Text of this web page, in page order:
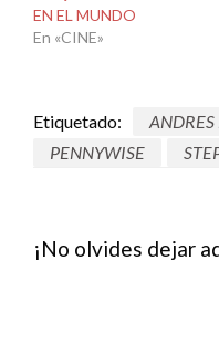
EN EL MUNDO
En «CINE»
Etiquetado:
PENNYWISE
¡No olvides dejar